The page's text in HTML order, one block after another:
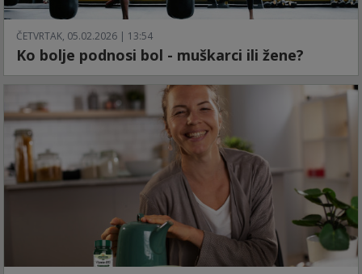
ČETVRTAK, 05.02.2026 | 13:54
Ko bolje podnosi bol - muškarci ili žene?